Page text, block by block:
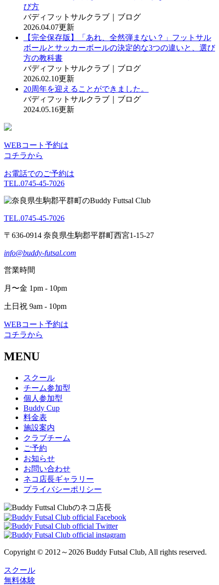
び方
バディフットサルクラブ｜ブログ
2026.04.07更新
【完全保存版】「あれ、全然弾まない？」フットサル
ボールとサッカーボールの決定的な3つの違いと、選び
方の教科書
バディフットサルクラブ｜ブログ
2026.02.10更新
20周年を迎えることができました。
バディフットサルクラブ｜ブログ
2024.05.16更新
WEBコート予約は
コチラから
お電話でのご予約は
TEL.0745-45-7026
TEL.0745-45-7026
〒636-0914 奈良県生駒郡平群町西宮1-15-27
info@buddy-futsal.com
営業時間
月〜金 1pm - 10pm
土日祝 9am - 10pm
WEBコート予約は
コチラから
MENU
スクール
チーム参加型
個人参加型
Buddy Cup
料金表
施設案内
クラブチーム
ご予約
お知らせ
お問い合わせ
ネコ店長ギャラリー
プライバシーポリシー
Copyright © 2012～2026 Buddy Futsal Club, All rights reserved.
スクール
無料体験